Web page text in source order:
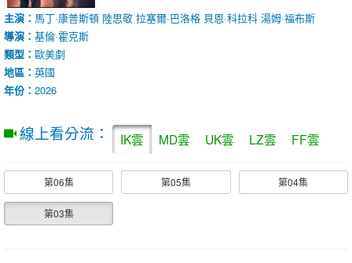
主演： 馬丁·康普斯頓 陸思敬 拉塞爾·巴洛格 貝恩·科拉科 湯姆·福布斯
導演： 基倫·霍克斯
類型： 歐美劇
地區： 英國
年份： 2026
線上看分流： IK雲 MD雲 UK雲 LZ雲 FF雲
第06集 第05集 第04集
第03集